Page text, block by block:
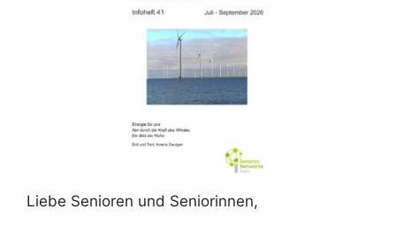
Liebe Senioren und Seniorinnen,